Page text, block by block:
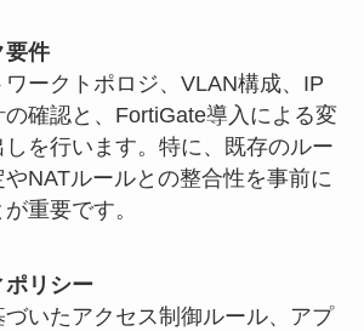
要件
ワークトポロジ、VLAN構成、IP
確認と、FortiGate導入による変
を行います。特に、既存のルー
NATルールとの整合性を事前に
重要です。
ポリシー
いたアクセス制御ルール、アプ